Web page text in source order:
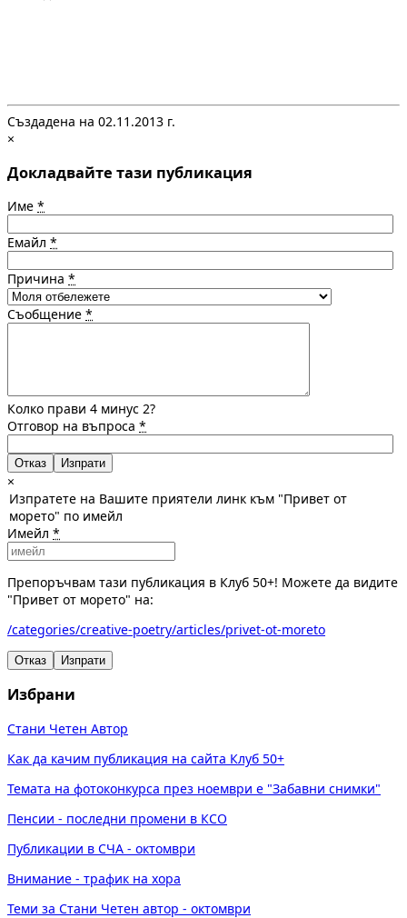
Създадена на 02.11.2013 г.
×
Докладвайте тази публикация
Име *
Емайл *
Причина *
Съобщение *
Колко прави 4 минус 2?
Отговор на въпроса *
Отказ
×
Изпратете на Вашите приятели линк към "Привет от
морето" по имейл
Имейл *
Препоръчвам тази публикация в Клуб 50+! Можете да видите
"Привет от морето" на:
/categories/creative-poetry/articles/privet-ot-moreto
Отказ Изпрати
Избрани
Стани Четен Автор
Как да качим публикация на сайта Клуб 50+
Темата на фотоконкурса през ноември е "Забавни снимки"
Пенсии - последни промени в КСО
Публикации в СЧА - октомври
Внимание - трафик на хора
Теми за Стани Четен автор - октомври